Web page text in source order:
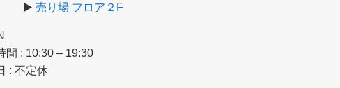
▶️ 売り場 フロア２F
間 : 10:30 – 19:30
: 不定休